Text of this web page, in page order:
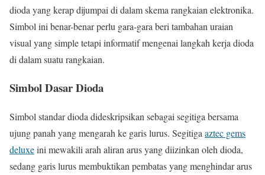
dioda yang kerap dijumpai di dalam skema rangkaian elektronika.
Simbol ini benar-benar perlu gara-gara beri tambahan uraian
visual yang simple tetapi informatif mengenai langkah kerja dioda
di dalam suatu rangkaian.
Simbol Dasar Dioda
Simbol standar dioda dideskripsikan sebagai segitiga bersama
ujung panah yang mengarah ke garis lurus. Segitiga aztec gems
deluxeini mewakili arah aliran arus yang diizinkan oleh dioda,
sedang garis lurus membuktikan pembatas yang menghindar arus